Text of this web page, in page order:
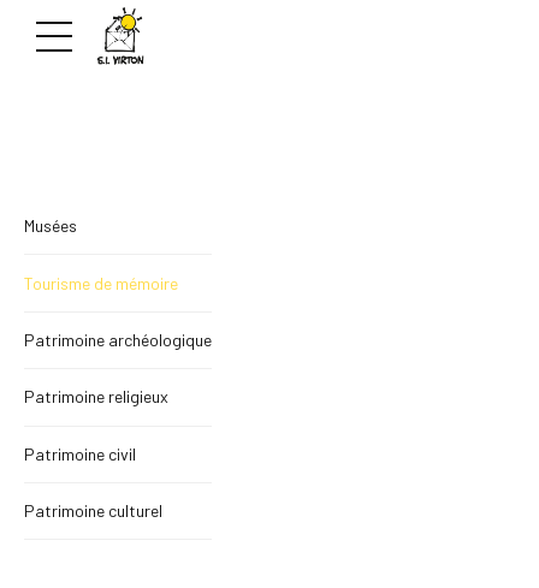
Musées
Tourisme de mémoire
Patrimoine archéologique
Patrimoine religieux
Patrimoine civil
Patrimoine culturel